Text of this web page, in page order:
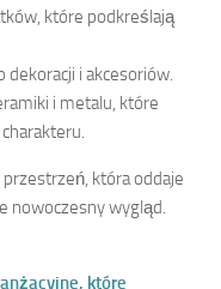
które podkreślają
dekoracji i akcesoriów.
i metalu, które
która oddaje
nowoczesny wygląd.
które